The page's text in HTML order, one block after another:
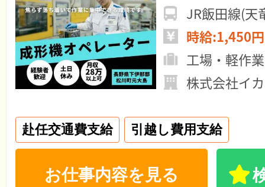
JR飯田線(天
時給:1,450
工場・軽作業
株式会社イ
赴任交通費支給 引越し費用支給
お仕事内容を見る